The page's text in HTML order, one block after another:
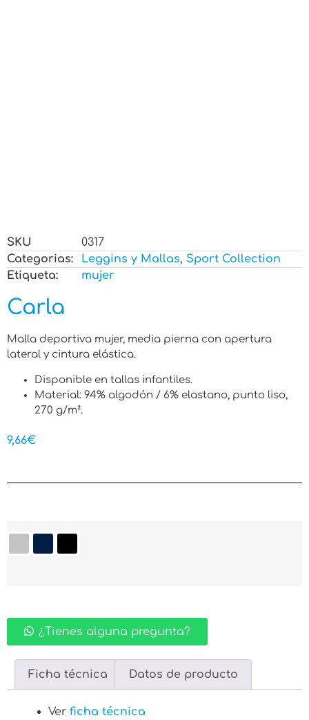
SKU
0317
Categorias:
Leggins y Mallas, Sport Collection
Etiqueta:
mujer
Carla
Malla deportiva mujer, media pierna con apertura
lateral y cintura elástica.
Disponible en tallas infantiles.
Material: 94% algodón / 6% elastano, punto liso,
270 g/m².
9,66€
¿Tienes alguna pregunta?
Ficha técnica Datos de producto
Ver ficha técnica